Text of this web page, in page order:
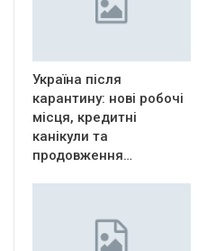
Україна після
карантину: нові робочі
місця, кредитні
канікули та
продовження…